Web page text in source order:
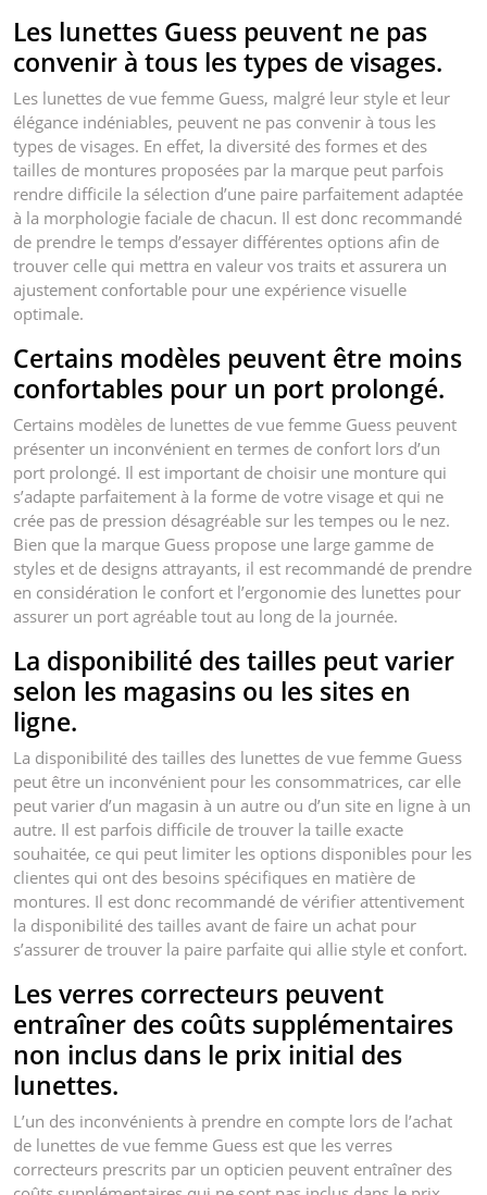
Les lunettes Guess peuvent ne pas
convenir à tous les types de visages.
Les lunettes de vue femme Guess, malgré leur style et leur
élégance indéniables, peuvent ne pas convenir à tous les
types de visages. En effet, la diversité des formes et des
tailles de montures proposées par la marque peut parfois
rendre difficile la sélection d’une paire parfaitement adaptée
à la morphologie faciale de chacun. Il est donc recommandé
de prendre le temps d’essayer différentes options afin de
trouver celle qui mettra en valeur vos traits et assurera un
ajustement confortable pour une expérience visuelle
optimale.
Certains modèles peuvent être moins
confortables pour un port prolongé.
Certains modèles de lunettes de vue femme Guess peuvent
présenter un inconvénient en termes de confort lors d’un
port prolongé. Il est important de choisir une monture qui
s’adapte parfaitement à la forme de votre visage et qui ne
crée pas de pression désagréable sur les tempes ou le nez.
Bien que la marque Guess propose une large gamme de
styles et de designs attrayants, il est recommandé de prendre
en considération le confort et l’ergonomie des lunettes pour
assurer un port agréable tout au long de la journée.
La disponibilité des tailles peut varier
selon les magasins ou les sites en
ligne.
La disponibilité des tailles des lunettes de vue femme Guess
peut être un inconvénient pour les consommatrices, car elle
peut varier d’un magasin à un autre ou d’un site en ligne à un
autre. Il est parfois difficile de trouver la taille exacte
souhaitée, ce qui peut limiter les options disponibles pour les
clientes qui ont des besoins spécifiques en matière de
montures. Il est donc recommandé de vérifier attentivement
la disponibilité des tailles avant de faire un achat pour
s’assurer de trouver la paire parfaite qui allie style et confort.
Les verres correcteurs peuvent
entraîner des coûts supplémentaires
non inclus dans le prix initial des
lunettes.
L’un des inconvénients à prendre en compte lors de l’achat
de lunettes de vue femme Guess est que les verres
correcteurs prescrits par un opticien peuvent entraîner des